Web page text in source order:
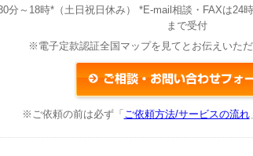
分～18時*（土日祝日休み） *E-mail相談・FAXは
まで受付
※電子定款認証全国マップを見てとお伝えいただ
※ご依頼の前は必ず「 ご依頼方法/サービスの流れ